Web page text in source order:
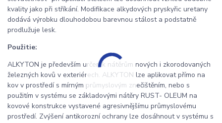
kvality jako při stříkání. Modifikace alkydových pryskyřic uretany
dodává výrobku dlouhodobou barevnou stálost a podstatně
prodlužuje lesk.
Použitie:
ALKYTON je především určen k nátěrům nových i zkorodovaných
železných kovů v exteriérech. ALKYTON lze aplikovat přímo na
kov v prostředí s mírným průmyslovým znečištěním, nebo s
použitím v systému se základovými nátěry RUST- OLEUM na
kovové konstrukce vystavené agresivnějšímu průmyslovému
prostředí. Zvýšení antikorozní ochrany lze dosáhnout v systému s